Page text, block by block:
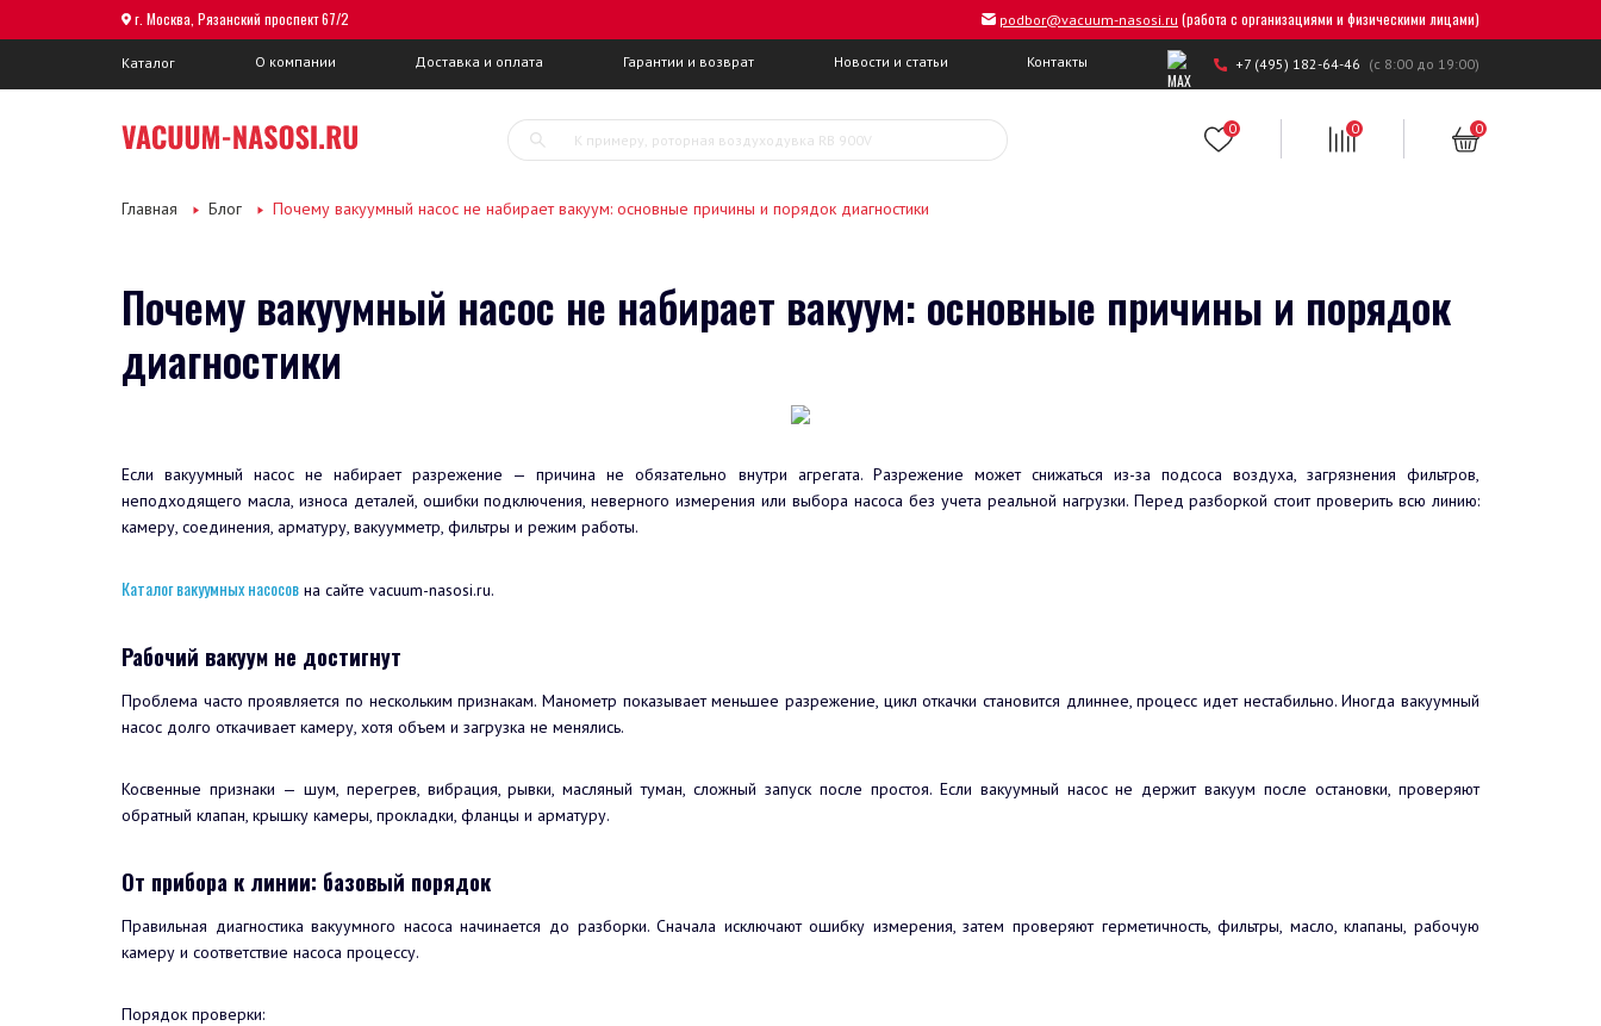
г. Москва, Рязанский проспект 67/2 podbor@vacuum-nasosi.ru (работа с организациями и физическими лицами)
Каталог О компании Доставка и оплата Гарантии и возврат Новости и статьи Контакты +7 (495) 182-64-46 (с 8:00 до 19:00)
0 0 0
Главная Блог Почему вакуумный насос не набирает вакуум: основные причины и порядок диагностики
Почему вакуумный насос не набирает вакуум: основные причины и порядок
диагностики
Если вакуумный насос не набирает разрежение — причина не обязательно внутри агрегата. Разрежение может снижаться из-за подсоса воздуха, загрязнения фильтров,
неподходящего масла, износа деталей, ошибки подключения, неверного измерения или выбора насоса без учета реальной нагрузки. Перед разборкой стоит проверить всю линию:
камеру, соединения, арматуру, вакуумметр, фильтры и режим работы.
Каталог вакуумных насосов на сайте vacuum-nasosi.ru.
Рабочий вакуум не достигнут
Проблема часто проявляется по нескольким признакам. Манометр показывает меньшее разрежение, цикл откачки становится длиннее, процесс идет нестабильно. Иногда вакуумный
насос долго откачивает камеру, хотя объем и загрузка не менялись.
Косвенные признаки — шум, перегрев, вибрация, рывки, масляный туман, сложный запуск после простоя. Если вакуумный насос не держит вакуум после остановки, проверяют
обратный клапан, крышку камеры, прокладки, фланцы и арматуру.
От прибора к линии: базовый порядок
Правильная диагностика вакуумного насоса начинается до разборки. Сначала исключают ошибку измерения, затем проверяют герметичность, фильтры, масло, клапаны, рабочую
камеру и соответствие насоса процессу.
Порядок проверки: